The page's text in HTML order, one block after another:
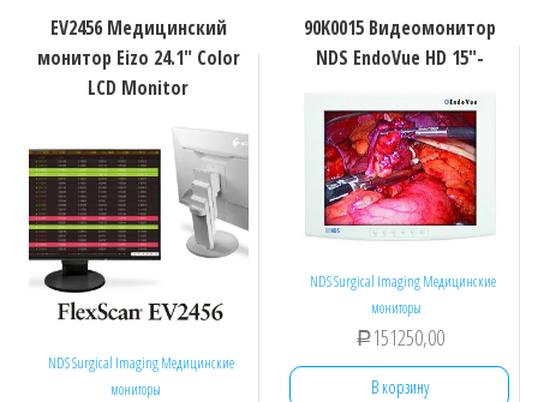
EV2456 Медицинский
монитор Eizo 24.1″ Color
LCD Monitor
NDS Surgical Imaging Медицинские
мониторы
90K0015 Видеомонитор
NDS EndoVue HD 15″-
NDS Surgical Imaging Медицинские
мониторы
Р 151250,00
В корзину